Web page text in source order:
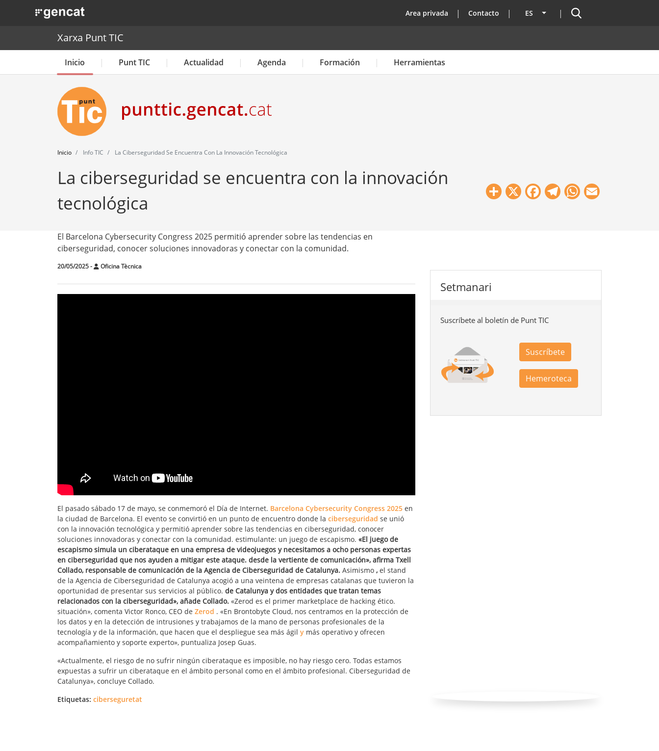
. Obre en una nova finestra. top
Area privada Contacto ES Lista adicional de acciones
Buscador
Xarxa Punt TIC
Inicio Punt TIC Actualidad Agenda Formación Herramientas
Inicio Info TIC La Ciberseguridad Se Encuentra Con La Innovación Tecnológica
La ciberseguridad se encuentra con la innovación
tecnológica
Share
X Facebook
Telegram
WhatsApp
El Barcelona Cybersecurity Congress 2025 permitió aprender sobre las tendencias en
ciberseguridad, conocer soluciones innovadoras y conectar con la comunidad.
20/05/2025- Oficina Tècnica
El pasado sábado 17 de mayo, se conmemoró el Día de Internet. Barcelona Cybersecurity Congress 2025 en
la ciudad de Barcelona. El evento se convirtió en un punto de encuentro donde la ciberseguridad se unió
con la innovación tecnológica y permitió aprender sobre las tendencias en ciberseguridad, conocer
soluciones innovadoras y conectar con la comunidad. estimulante: un juego de escapismo. «El juego de
escapismo simula un ciberataque en una empresa de videojuegos y necesitamos a ocho personas expertas
en ciberseguridad que nos ayuden a mitigar este ataque. desde la vertiente de comunicación», afirma Txell
Collado, responsable de comunicación de la Agencia de Ciberseguridad de Catalunya. Asimismo , el stand
de la Agencia de Ciberseguridad de Catalunya acogió a una veintena de empresas catalanas que tuvieron la
oportunidad de presentar sus servicios al público. de Catalunya y dos entidades que tratan temas
relacionados con la ciberseguridad», añade Collado. «Zerod es el primer marketplace de hacking ético.
situación», comenta Victor Ronco, CEO de Zerod . «En Brontobyte Cloud, nos centramos en la protección de
los datos y en la detección de intrusiones y trabajamos de la mano de personas profesionales de la
tecnología y de la información, que hacen que el despliegue sea más ágil y más operativo y ofrecen
acompañamiento y soporte experto», puntualiza Josep Guas.
«Actualmente, el riesgo de no sufrir ningún ciberataque es imposible, no hay riesgo cero. Todas estamos
expuestas a sufrir un ciberataque en el ámbito personal como en el ámbito profesional. Ciberseguridad de
Catalunya», concluye Collado.
Etiquetas: ciberseguretat
Setmanari
Suscríbete al boletín de Punt TIC
Suscríbete
Hemeroteca